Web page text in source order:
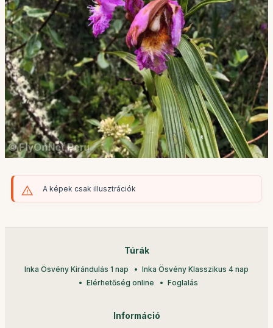
A képek csak illusztrációk
Túrák
Inka Ösvény Kirándulás 1 nap
Inka Ösvény Klasszikus 4 nap
Elérhetőség online
Foglalás
Információ